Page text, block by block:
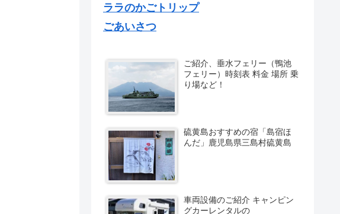
ララのかごトリップ
ごあいさつ
ご紹介、垂水フェリー（鴨池
フェリー）時刻表 料金 場所 乗
り場など！
硫黄島おすすめの宿「島宿ほ
んだ」鹿児島県三島村硫黄島
車両設備のご紹介 キャンピン
グカーレンタルの